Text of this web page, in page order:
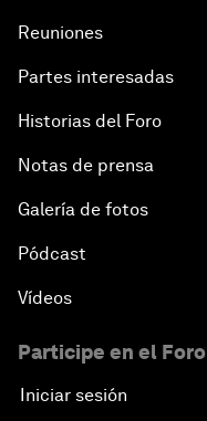
Reuniones
Partes interesadas
Historias del Foro
Notas de prensa
Galería de fotos
Pódcast
Vídeos
Participe en el Foro
Iniciar sesión